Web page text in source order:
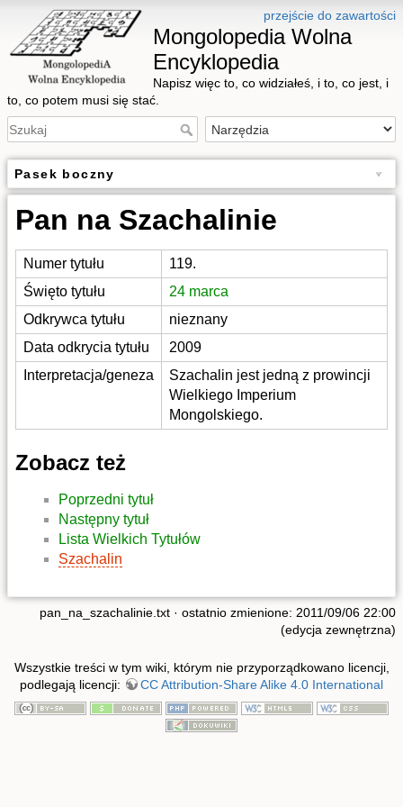
przejście do zawartości
Mongolopedia Wolna
Encyklopedia
Napisz więc to, co widziałeś, i to, co jest, i
to, co potem musi się stać.
Pasek boczny
Pan na Szachalinie
Numer tytułu
119.
Święto tytułu
24 marca
Odkrywca tytułu
nieznany
Data odkrycia tytułu
2009
Interpretacja/geneza
Szachalin jest jedną z prowincji
Wielkiego Imperium
Mongolskiego.
Zobacz też
Poprzedni tytuł
Następny tytuł
Lista Wielkich Tytułów
Szachalin
pan_na_szachalinie.txt · ostatnio zmienione: 2011/09/06 22:00
(edycja zewnętrzna)
Wszystkie treści w tym wiki, którym nie przyporządkowano licencji,
podlegają licencji:
CC Attribution-Share Alike 4.0 International